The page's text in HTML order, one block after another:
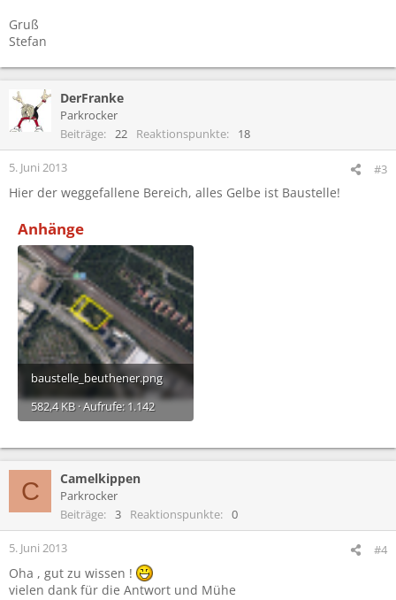
Gruß
Stefan
DerFranke
Parkrocker
Beiträge
22 Reaktionspunkte 18
5. Juni 2013 #3
Hier der weggefallene Bereich, alles Gelbe ist Baustelle!
Anhänge
baustelle_beuthener.png
582,4 KB · Aufrufe: 1.142
C Camelkippen
Parkrocker
Beiträge
3 Reaktionspunkte 0
5. Juni 2013 #4
Oha , gut zu wissen !
vielen dank für die Antwort und Mühe